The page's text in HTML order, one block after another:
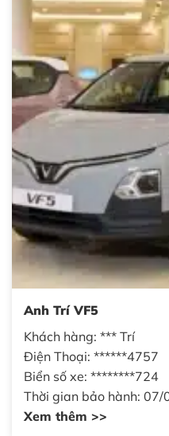
Anh Trí VF5
Khách hàng: *** Trí
Điện Thoại: ******4757
Biển số xe: ********724
Thời gian bảo hành:
Xem thêm >>